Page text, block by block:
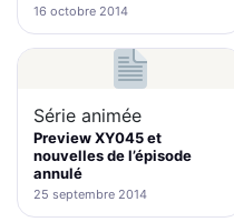
16 octobre 2014
Série animée
Preview XY045 et
nouvelles de l’épisode
annulé
25 septembre 2014